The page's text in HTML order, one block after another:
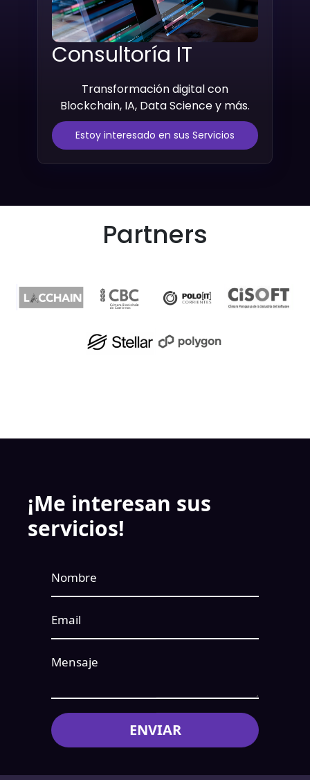
Consultoría IT
Transformación digital con
Blockchain, IA, Data Science y más.
Estoy interesado en sus Servicios
Partners
¡Me interesan sus
servicios!
Nombre
Email
Mensaje
ENVIAR